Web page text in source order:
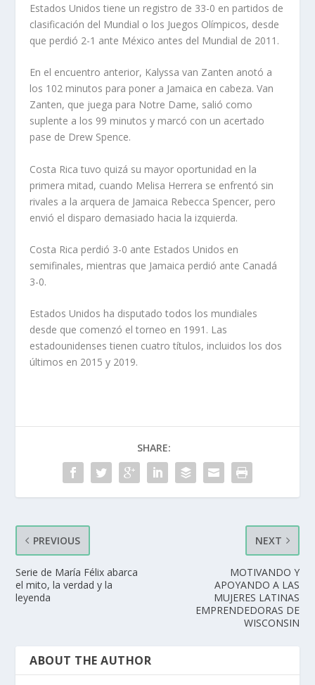
Estados Unidos tiene un registro de 33-0 en partidos de
clasificación del Mundial o los Juegos Olímpicos, desde
que perdió 2-1 ante México antes del Mundial de 2011.
En el encuentro anterior, Kalyssa van Zanten anotó a
los 102 minutos para poner a Jamaica en cabeza. Van
Zanten, que juega para Notre Dame, salió como
suplente a los 99 minutos y marcó con un acertado
pase de Drew Spence.
Costa Rica tuvo quizá su mayor oportunidad en la
primera mitad, cuando Melisa Herrera se enfrentó sin
rivales a la arquera de Jamaica Rebecca Spencer, pero
envió el disparo demasiado hacia la izquierda.
Costa Rica perdió 3-0 ante Estados Unidos en
semifinales, mientras que Jamaica perdió ante Canadá
3-0.
Estados Unidos ha disputado todos los mundiales
desde que comenzó el torneo en 1991. Las
estadounidenses tienen cuatro títulos, incluidos los dos
últimos en 2015 y 2019.
SHARE:
PREVIOUS
Serie de María Félix abarca
el mito, la verdad y la
leyenda
NEXT
MOTIVANDO Y
APOYANDO A LAS
MUJERES LATINAS
EMPRENDEDORAS DE
WISCONSIN
ABOUT THE AUTHOR